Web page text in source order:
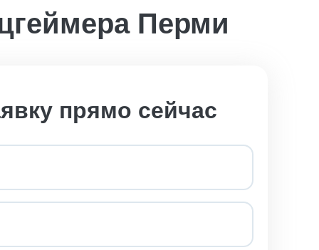
Перми
прямо сейчас